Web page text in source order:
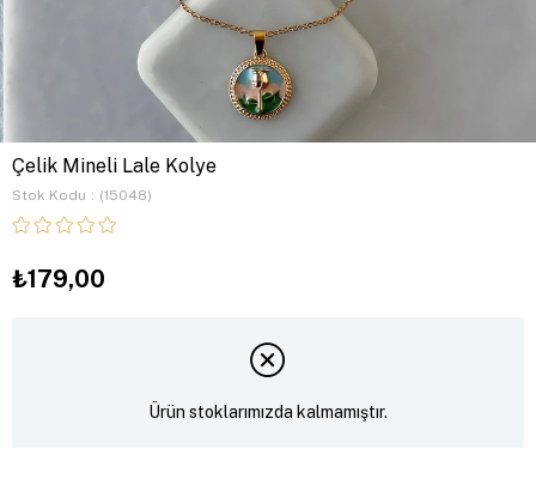
Çelik Mineli Lale Kolye
Stok Kodu (15048)
₺179,00
Ürün stoklarımızda kalmamıştır.